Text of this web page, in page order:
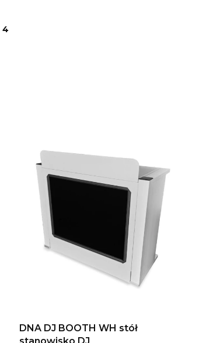
4
DNA DJ BOOTH WH stół